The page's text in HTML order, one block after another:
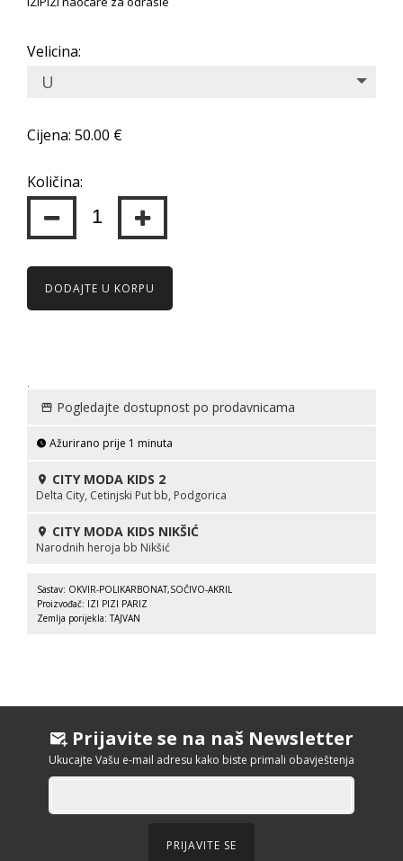
Velicina:
U
Cijena: 50.00 €
Količina:
DODAJTE U KORPU
Pogledajte dostupnost po prodavnicama
Ažurirano prije 1 minuta
CITY MODA KIDS 2
Delta City, Cetinjski Put bb, Podgorica
CITY MODA KIDS NIKŠIĆ
Narodnih heroja bb Nikšić
Sastav: OKVIR-POLIKARBONAT,SOČIVO-AKRIL
Proizvođač: IZI PIZI PARIZ
Zemlja porijekla: TAJVAN
Prijavite se na naš Newsletter
Ukucajte Vašu e-mail adresu kako biste primali obavještenja
PRIJAVITE SE